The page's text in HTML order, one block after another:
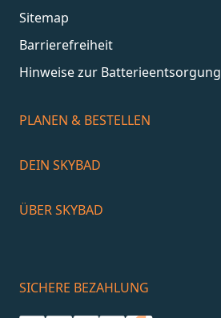
Sitemap
Barrierefreiheit
Hinweise zur Batterieentsorgung
PLANEN & BESTELLEN
DEIN SKYBAD
ÜBER SKYBAD
SICHERE BEZAHLUNG